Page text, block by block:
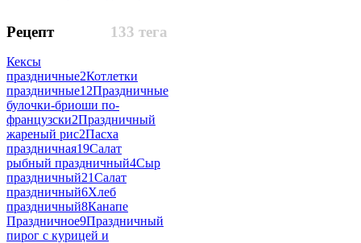
133 тега
Рецепт
Кексы
праздничные2Котлетки
праздничные12Праздничные
булочки-бриоши по-
французски2Праздничный
жареный рис2Пасха
праздничная19Салат
рыбный праздничный4Сыр
праздничный21Салат
праздничный6Хлеб
праздничный8Канапе
Праздничное9Праздничный
пирог с курицей и